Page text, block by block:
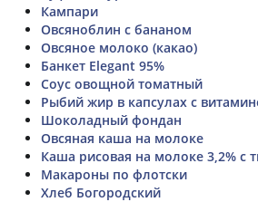
Кампари
Овсяноблин с бананом
Овсяное молоко (какао)
Банкет Elegant 95%
Соус овощной томатный
Рыбий жир в капсулах с
Шоколадный фондан
Овсяная каша на молоке
Каша рисовая на молоке 3,2% с
Макароны по флотски
Хлеб Богородский